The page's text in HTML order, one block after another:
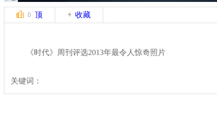
0 顶 收藏
《时代》周刊评选2013年最令人惊奇照片
关键词：